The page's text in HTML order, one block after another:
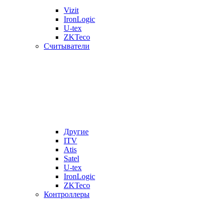
Vizit
IronLogic
U-tex
ZKTeco
Считыватели
Другие
ITV
Atis
Satel
U-tex
IronLogic
ZKTeco
Контроллеры